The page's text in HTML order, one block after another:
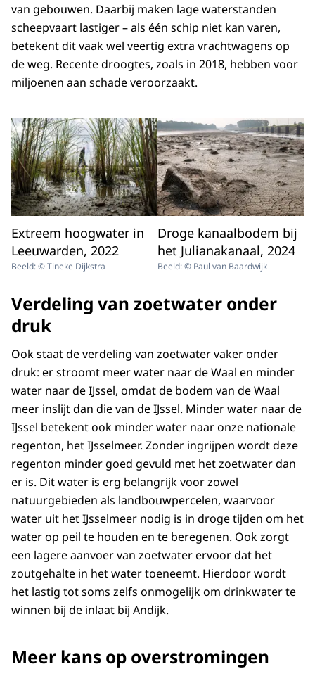
van gebouwen. Daarbij maken lage waterstanden
scheepvaart lastiger – als één schip niet kan varen,
betekent dit vaak wel veertig extra vrachtwagens op
de weg. Recente droogtes, zoals in 2018, hebben voor
miljoenen aan schade veroorzaakt.
Extreem hoogwater in
Leeuwarden, 2022
Beeld: © Tineke Dijkstra
Droge kanaalbodem bij
het Julianakanaal, 2024
Beeld: © Paul van Baardwijk
Verdeling van zoetwater onder
druk
Ook staat de verdeling van zoetwater vaker onder
druk: er stroomt meer water naar de Waal en minder
water naar de IJssel, omdat de bodem van de Waal
meer inslijt dan die van de IJssel. Minder water naar de
IJssel betekent ook minder water naar onze nationale
regenton, het IJsselmeer. Zonder ingrijpen wordt deze
regenton minder goed gevuld met het zoetwater dan
er is. Dit water is erg belangrijk voor zowel
natuurgebieden als landbouwpercelen, waarvoor
water uit het IJsselmeer nodig is in droge tijden om het
water op peil te houden en te beregenen. Ook zorgt
een lagere aanvoer van zoetwater ervoor dat het
zoutgehalte in het water toeneemt. Hierdoor wordt
het lastig tot soms zelfs onmogelijk om drinkwater te
winnen bij de inlaat bij Andijk.
Meer kans op overstromingen